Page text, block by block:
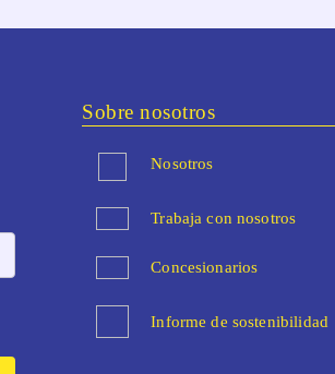
Sobre nosotros
Nosotros
Trabaja con nosotros
Concesionarios
Informe de sostenibilidad